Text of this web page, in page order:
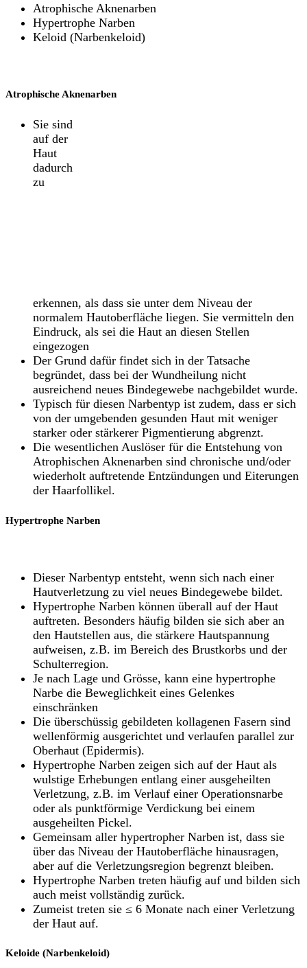
Atrophische Aknenarben
Hypertrophe Narben
Keloid (Narbenkeloid)
Atrophische Aknenarben
Sie sind
auf der
Haut
dadurch
zu
erkennen, als dass sie unter dem Niveau der
normalem Hautoberfläche liegen. Sie vermitteln den
Eindruck, als sei die Haut an diesen Stellen
eingezogen
Der Grund dafür findet sich in der Tatsache
begründet, dass bei der Wundheilung nicht
ausreichend neues Bindegewebe nachgebildet wurde.
Typisch für diesen Narbentyp ist zudem, dass er sich
von der umgebenden gesunden Haut mit weniger
starker oder stärkerer Pigmentierung abgrenzt.
Die wesentlichen Auslöser für die Entstehung von
Atrophischen Aknenarben sind chronische und/oder
wiederholt auftretende Entzündungen und Eiterungen
der Haarfollikel.
Hypertrophe Narben
Dieser Narbentyp entsteht, wenn sich nach einer
Hautverletzung zu viel neues Bindegewebe bildet.
Hypertrophe Narben können überall auf der Haut
auftreten. Besonders häufig bilden sie sich aber an
den Hautstellen aus, die stärkere Hautspannung
aufweisen, z.B. im Bereich des Brustkorbs und der
Schulterregion.
Je nach Lage und Grösse, kann eine hypertrophe
Narbe die Beweglichkeit eines Gelenkes
einschränken
Die überschüssig gebildeten kollagenen Fasern sind
wellenförmig ausgerichtet und verlaufen parallel zur
Oberhaut (Epidermis).
Hypertrophe Narben zeigen sich auf der Haut als
wulstige Erhebungen entlang einer ausgeheilten
Verletzung, z.B. im Verlauf einer Operationsnarbe
oder als punktförmige Verdickung bei einem
ausgeheilten Pickel.
Gemeinsam aller hypertropher Narben ist, dass sie
über das Niveau der Hautoberfläche hinausragen,
aber auf die Verletzungsregion begrenzt bleiben.
Hypertrophe Narben treten häufig auf und bilden sich
auch meist vollständig zurück.
Zumeist treten sie ≤ 6 Monate nach einer Verletzung
der Haut auf.
Keloide (Narbenkeloid)